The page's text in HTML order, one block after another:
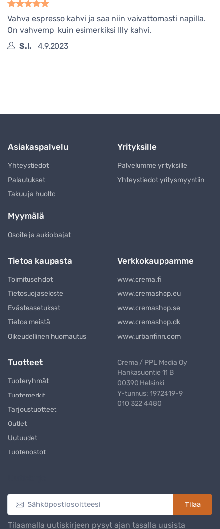
Vahva espresso kahvi ja saa niin vaivattomasti napilla.
On vahvempi kuin esimerkiksi Illy kahvi.
S.I.
4.9.2023
Asiakaspalvelu
Yhteystiedot
Palautukset
Takuu ja huolto
Yrityksille
Palvelumme yrityksille
Yhteystiedot yritysmyyntiin
Myymälä
Osoite ja aukioloajat
Tietoa kaupasta
Toimitusehdot
Tietosuojaseloste
Evästeasetukset
Tietoa meistä
Oikeudellinen huomautus
Verkkokauppamme
www.crema.fi
www.cremashop.eu
www.cremashop.se
www.cremashop.dk
www.urbanfinn.com
Tuotteet
Tuoteryhmät
Tuotemerkit
Tarjoustuotteet
Outlet
Uutuudet
Tuotenostot
Crema / PPL Media Oy
Hankasuontie 11 B
00390 Helsinki
Y-tunnus: 1972419-9
010 322 4480
Tilaa
Tilaamalla uutiskirjeen pysyt ajan tasalla uusista